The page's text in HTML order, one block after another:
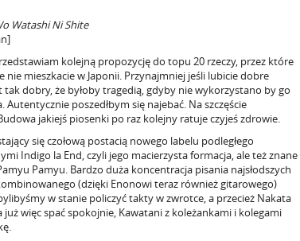
Watashi Ni Shite
kolejną propozycję do topu 20 rzeczy, przez które
nie mieszkacie w Japonii. Przynajmniej jeśli lubicie dobre
dobry, że byłoby tragedią, gdyby nie wykorzystano by go
poszedłbym się najebać. Na szczęście
jakiejś piosenki po raz kolejny ratuje czyjeś zdrowie.
się czołową postacią nowego labelu podległego
Indigo la End, czyli jego macierzysta formacja, ale też znane
Pamyu. Bardzo duża koncentracja pisania najsłodszych
(dzięki Enonowi teraz również gitarowego)
w stanie policzyć takty w zwrotce, a przecież Nakata
więc spać spokojnie, Kawatani z koleżankami i kolegami